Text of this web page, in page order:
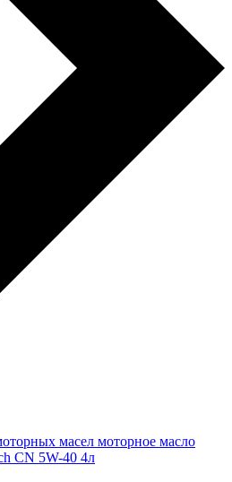
масел моторное масло
CN 5W-40 4л